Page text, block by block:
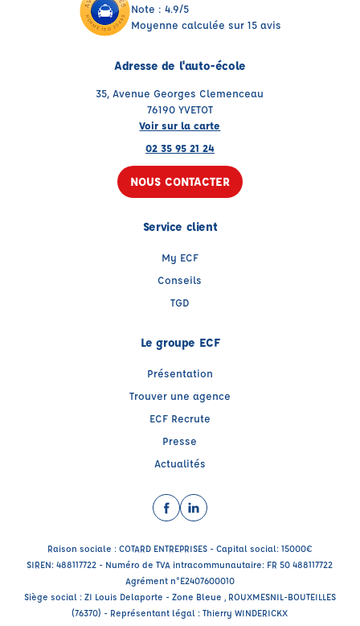
Note : 4.9/5
Moyenne calculée sur 15 avis
Adresse de l'auto-école
35, Avenue Georges Clemenceau
76190 YVETOT
Voir sur la carte
02 35 95 21 24
NOUS CONTACTER
Service client
My ECF
Conseils
TGD
Le groupe ECF
Présentation
Trouver une agence
ECF Recrute
Presse
Actualités
Facebook (nouvelle fenêtre)
LinkedIn (nouvelle fenêtre)
Raison sociale : COTARD ENTREPRISES - Capital social: 15000€
SIREN: 488117722 - Numéro de TVA intracommunautaire: FR 50 488117722
Agrément n°E2407600010
Siège social : ZI Louis Delaporte - Zone Bleue , ROUXMESNIL-BOUTEILLES
(76370) - Représentant légal : Thierry WINDERICKX